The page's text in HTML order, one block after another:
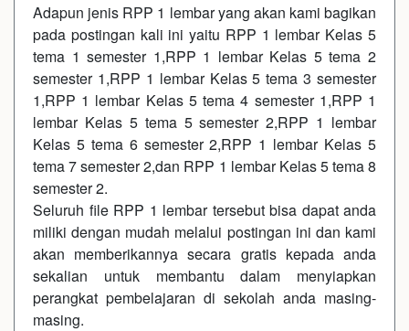
Adapun jenis RPP 1 lembar yang akan kami bagikan
pada postingan kali ini yaitu RPP 1 lembar Kelas 5
tema 1 semester 1,RPP 1 lembar Kelas 5 tema 2
semester 1,RPP 1 lembar Kelas 5 tema 3 semester
1,RPP 1 lembar Kelas 5 tema 4 semester 1,RPP 1
lembar Kelas 5 tema 5 semester 2,RPP 1 lembar
Kelas 5 tema 6 semester 2,RPP 1 lembar Kelas 5
tema 7 semester 2,dan RPP 1 lembar Kelas 5 tema 8
semester 2.
Seluruh file RPP 1 lembar tersebut bisa dapat anda
miliki dengan mudah melalui postingan ini dan kami
akan memberikannya secara gratis kepada anda
sekalian untuk membantu dalam menyiapkan
perangkat pembelajaran di sekolah anda masing-
masing.